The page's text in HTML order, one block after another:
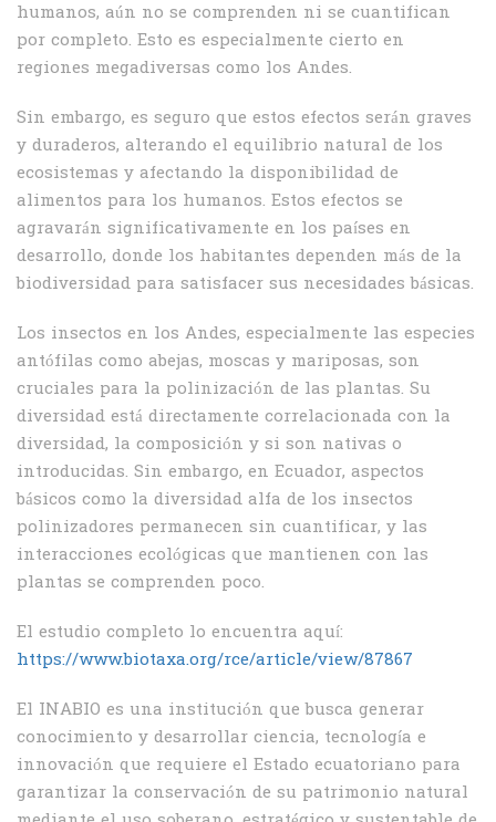
humanos, aún no se comprenden ni se cuantifican
por completo. Esto es especialmente cierto en
regiones megadiversas como los Andes.
Sin embargo, es seguro que estos efectos serán graves
y duraderos, alterando el equilibrio natural de los
ecosistemas y afectando la disponibilidad de
alimentos para los humanos. Estos efectos se
agravarán significativamente en los países en
desarrollo, donde los habitantes dependen más de la
biodiversidad para satisfacer sus necesidades básicas.
Los insectos en los Andes, especialmente las especies
antófilas como abejas, moscas y mariposas, son
cruciales para la polinización de las plantas. Su
diversidad está directamente correlacionada con la
diversidad, la composición y si son nativas o
introducidas. Sin embargo, en Ecuador, aspectos
básicos como la diversidad alfa de los insectos
polinizadores permanecen sin cuantificar, y las
interacciones ecológicas que mantienen con las
plantas se comprenden poco.
El estudio completo lo encuentra aquí:
https://www.biotaxa.org/rce/article/view/87867
El INABIO es una institución que busca generar
conocimiento y desarrollar ciencia, tecnología e
innovación que requiere el Estado ecuatoriano para
garantizar la conservación de su patrimonio natural